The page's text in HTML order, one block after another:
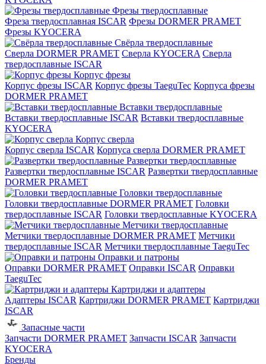
Фрезы твердосплавные
Фреза твердосплавная ISCAR Фрезы DORMER PRAMET
Фрезы KYOCERA
Свёрла твердосплавные
Сверла DORMER PRAMET Сверла KYOCERA Сверла
твердосплавные ISCAR
Корпус фрезы
Корпус фрезы ISCAR Корпус фрезы TaeguTec Корпуса фрезы
DORMER PRAMET
Вставки твердосплавные
Вставки твердосплавные ISCAR Вставки твердосплавные
KYOCERA
Корпус сверла
Корпус сверла ISCAR Корпуса сверла DORMER PRAMET
Развертки твердосплавные
Развертки твердосплавные ISCAR Развертки твердосплавные
DORMER PRAMET
Головки твердосплавные
Головки твердосплавные DORMER PRAMET Головки
твердосплавные ISCAR Головки твердосплавные KYOCERA
Метчики твердосплавные
Метчики твердосплавные DORMER PRAMET Метчики
твердосплавные ISCAR Метчики твердосплавные TaeguTec
Оправки и патроны
Оправки DORMER PRAMET Оправки ISCAR Оправки
TaeguTec
Картриджи и адаптеры
Адаптеры ISCAR Картриджи DORMER PRAMET Картриджи
ISCAR
Запасные части
Запчасти DORMER PRAMET Запчасти ISCAR Запчасти
KYOCERA
Бренды